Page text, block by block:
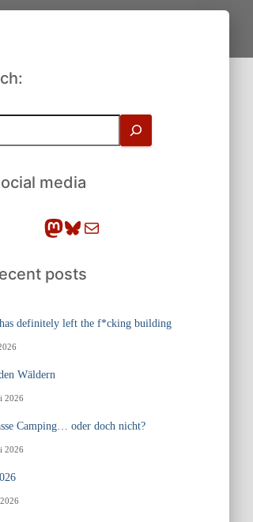
media
Mastodon Bluesky E-Mail
posts
definitely left the f*cking building
Wäldern
2026
Camping… oder doch nicht?
2026